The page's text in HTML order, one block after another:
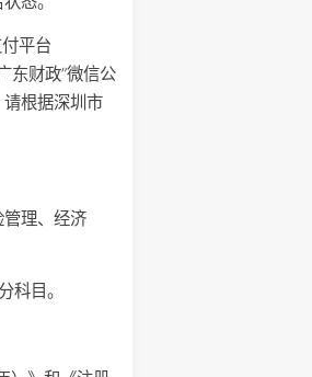
平台
东财政”微信公
根据深圳市
理、经济
科目。